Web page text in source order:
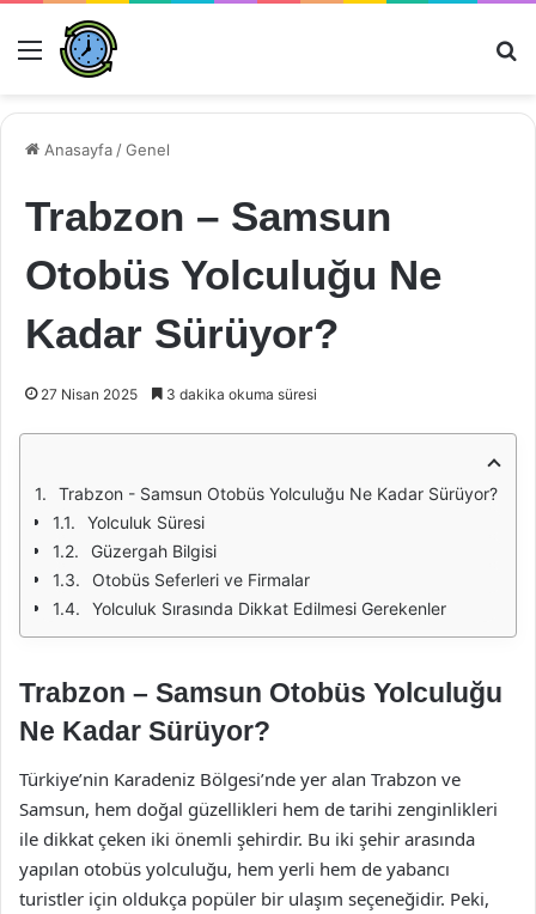
Menü
Anasayfa /Genel
Trabzon – Samsun
Otobüs Yolculuğu Ne
Kadar Sürüyor?
27 Nisan 2025 3 dakika okuma süresi
Trabzon - Samsun Otobüs Yolculuğu Ne Kadar Sürüyor?
Yolculuk Süresi
Güzergah Bilgisi
Otobüs Seferleri ve Firmalar
Yolculuk Sırasında Dikkat Edilmesi Gerekenler
Trabzon – Samsun Otobüs Yolculuğu
Ne Kadar Sürüyor?
Türkiye’nin Karadeniz Bölgesi’nde yer alan Trabzon ve
Samsun, hem doğal güzellikleri hem de tarihi zenginlikleri
ile dikkat çeken iki önemli şehirdir. Bu iki şehir arasında
yapılan otobüs yolculuğu, hem yerli hem de yabancı
turistler için oldukça popüler bir ulaşım seçeneğidir. Peki,